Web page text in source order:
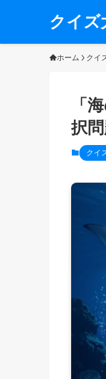
クイズ
ホーム クイ
「
択
クイ